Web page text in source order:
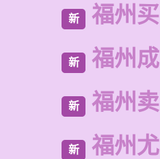
新 福州
新 福州
新 福州
新 福州